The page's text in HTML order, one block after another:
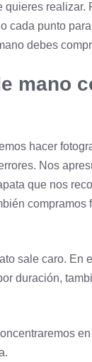
quieres realizar.
cada punto
debes
mano
hacer
Nos
que nos
compramos
sale caro. En
duración,